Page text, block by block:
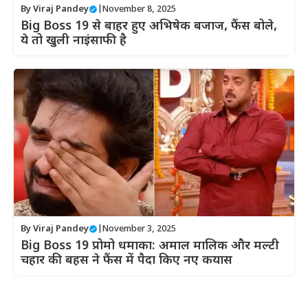
ByViraj Pandey November 8, 2025
Big Boss 19 से बाहर हुए अभिषेक बजाज, फैंस बोले,
ये तो खुली नाइंसाफी है
ByViraj Pandey November 3, 2025
Big Boss 19 प्रोमो धमाका: अमाल मालिक और मल्टी
चहार की बहस ने फैंस में पैदा किए नए कयास